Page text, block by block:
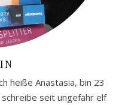
heiße Anastasia, bin 23
seit ungefähr elf